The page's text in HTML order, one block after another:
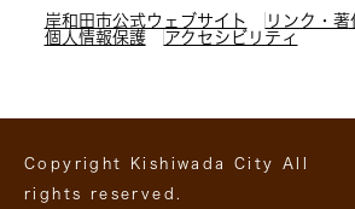
岸和田市公式ウェブサイト
リンク・
個人情報保護
アクセシビリティ
Copyright Kishiwada City All
rights reserved.